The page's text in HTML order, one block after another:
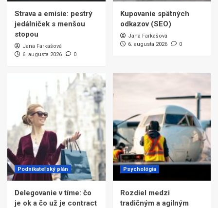
Strava a emisie: pestrý
jedálniček s menšou
stopou
Jana Farkašová
6. augusta 2026
0
Kupovanie spätných
odkazov (SEO)
Jana Farkašová
6. augusta 2026
0
Podnikateľský plán
Delegovanie v tíme: čo
je ok a čo už je contract
Psychológia
Rozdiel medzi
tradičným a agilným